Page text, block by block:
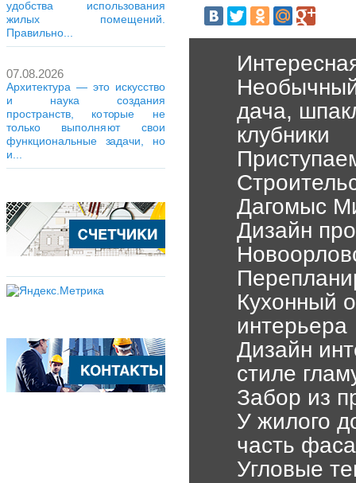
удобства использования
жилых помещений.
Правильно...
07.08.2026
Архитектура — это искусство
и наука создания
пространств, которые не
только выполняют свои
функциональные задачи, но
и...
дача,
клубники
Дагомыс
Дизайн
Кухонный
интерьера
Дизайн
стиле
Забор из
У жилого
часть
Угловые